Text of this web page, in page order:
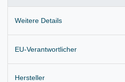
Weitere Details
EU-Verantwortlicher
Hersteller